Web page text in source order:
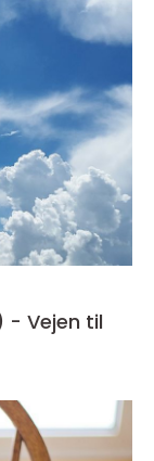
- Vejen til